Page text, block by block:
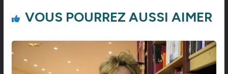
VOUS POURREZ AUSSI AIMER